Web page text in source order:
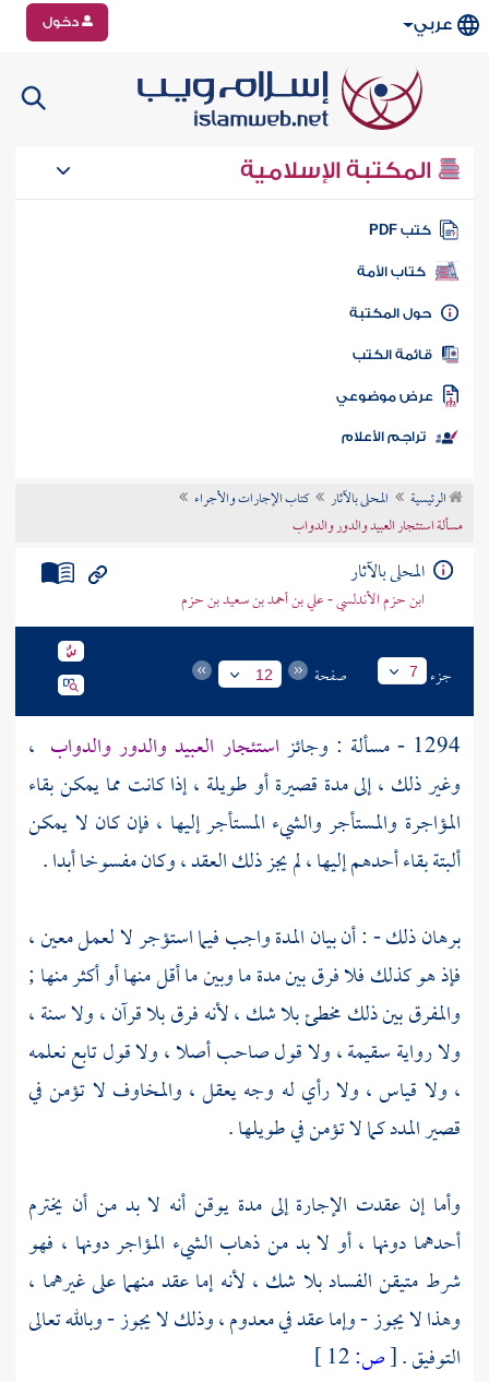
عربي دخول
المكتبة الإسلامية
كتب PDF
كتاب الأمة
المكتبة
الكتب
موضوعي
تراجم الأعلام
الرئيسية المحلى بالآثار
كتاب الإجارات والأجراء
مسألة استئجار العبيد والدور والدواب
المحلى بالآثار
ابن حزم الأندلسي - علي بن أحمد بن سعيد بن حزم
جزء 7 صفحة 12
1294 - مسألة : وجائز استئجار العبيد والدور والدواب ،
وغير ذلك ، إلى مدة قصيرة أو طويلة ، إذا كانت مما يمكن بقاء
المؤاجرة والمستأجر والشيء المستأجر إليها ، فإن كان لا يمكن
ألبتة بقاء أحدهم إليها ، لم يجز ذلك العقد ، وكان مفسوخا أبدا .
برهان ذلك - : أن بيان المدة واجب فيما استؤجر لا لعمل معين ،
فإذ هو كذلك فلا فرق بين مدة ما وبين ما أقل منها أو أكثر منها ;
والمفرق بين ذلك مخطئ بلا شك ، لأنه فرق بلا قرآن ، ولا سنة ،
ولا رواية سقيمة ، ولا قول صاحب أصلا ، ولا قول تابع نعلمه
، ولا قياس ، ولا رأي له وجه يعقل ، والمخاوف لا تؤمن في
قصير المدد كما لا تؤمن في طويلها .
وأما إن عقدت الإجارة إلى مدة يوقن أنه لا بد من أن يخترم
أحدهما دونها ، أو لا بد من ذهاب الشيء المؤاجر دونها ، فهو
شرط متيقن الفساد بلا شك ، لأنه إما عقد منهما على غيرهما ،
وهذا لا يجوز - وإما عقد في معدوم ، وذلك لا يجوز - وبالله تعالى
التوفيق .[ص: